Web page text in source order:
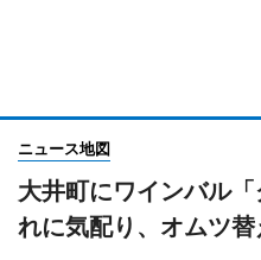
ニュース地図
大井町にワインバル
れに気配り、オムツ替